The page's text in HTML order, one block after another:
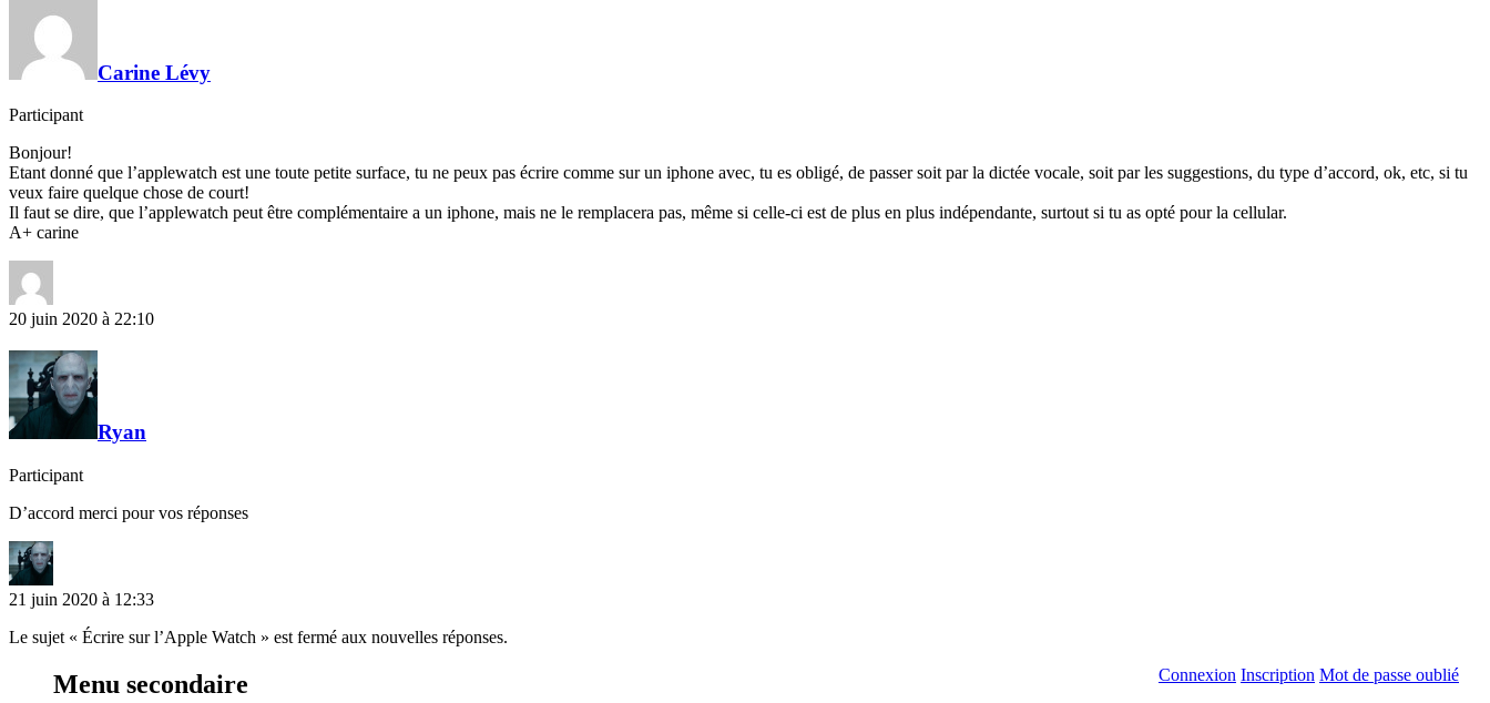
Carine Lévy
Participant
Bonjour!
Etant donné que l’applewatch est une toute petite surface, tu ne peux pas écrire comme sur un iphone avec, tu es obligé, de passer soit par la dictée vocale, soit par les suggestions, du type d’accord, ok, etc, si tu
veux faire quelque chose de court!
Il faut se dire, que l’applewatch peut être complémentaire a un iphone, mais ne le remplacera pas, même si celle-ci est de plus en plus indépendante, surtout si tu as opté pour la cellular.
A+ carine
20 juin 2020 à 22:10
Ryan
Participant
D’accord merci pour vos réponses
21 juin 2020 à 12:33
Le sujet « Écrire sur l’Apple Watch » est fermé aux nouvelles réponses.
Connexion Inscription Mot de passe oublié
Menu secondaire